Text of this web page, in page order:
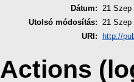
Dátum: 21 Szep
Utolsó módosítás: 21 Szep
URI:
http://
Actions